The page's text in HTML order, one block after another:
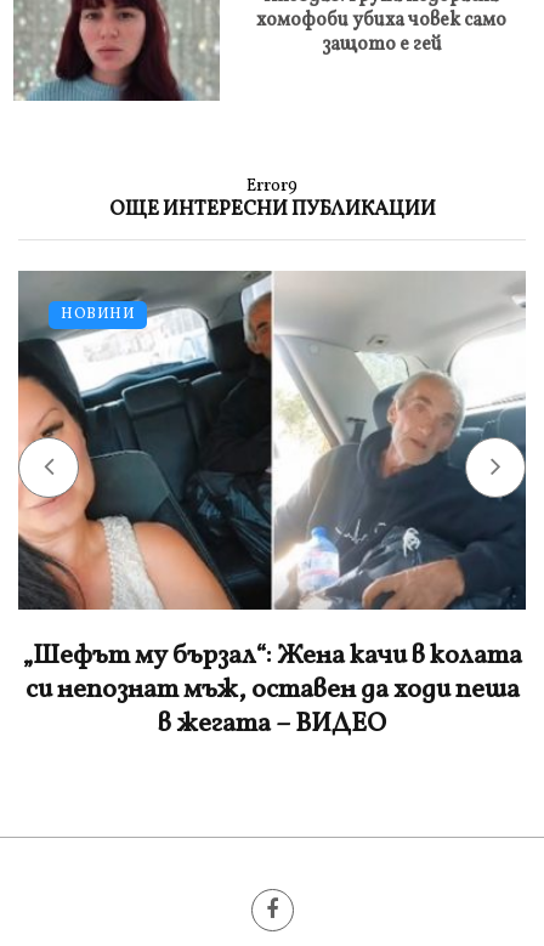
хомофоби убиха човек само
защото е гей
Error9
ОЩЕ ИНТЕРЕСНИ ПУБЛИКАЦИИ
НОВИНИ
Как така изникна гъзарска къщурка на
дюните в Аркутино? (СНИМКИ)